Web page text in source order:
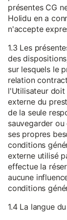
présentes CG
Holidu en a
n'accepte
1.3 Les
des
sur lesquels le
relation
l'Utilisateur
externe du
de la seule
sauvegarder
ses propres
conditions
externe utilisé
effectue la
aucune
conditions
1.4 La langue